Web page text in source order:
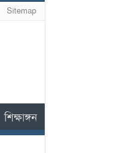
Sitemap
শিক্ষাঙ্গন